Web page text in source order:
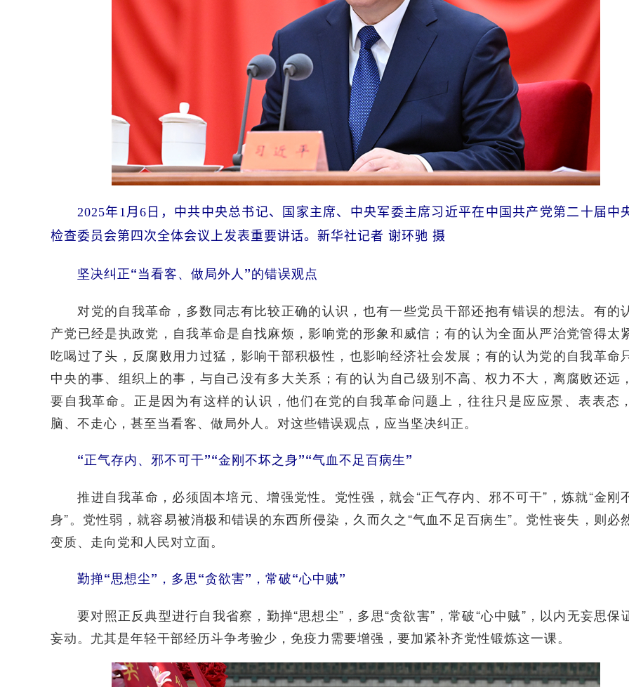
2025年1月6日，中共中央总书记、国家主席、中央军委主席习近平在中国共产党第二十届中
检查委员会第四次全体会议上发表重要讲话。新华社记者 谢环驰 摄
坚决纠正“当看客、做局外人”的错误观点
对党的自我革命，多数同志有比较正确的认识，也有一些党员干部还抱有错误的想法。有的
产党已经是执政党，自我革命是自找麻烦，影响党的形象和威信；有的认为全面从严治党管得太
吃喝过了头，反腐败用力过猛，影响干部积极性，也影响经济社会发展；有的认为党的自我革命
中央的事、组织上的事，与自己没有多大关系；有的认为自己级别不高、权力不大，离腐败还远
要自我革命。正是因为有这样的认识，他们在党的自我革命问题上，往往只是应应景、表表态
脑、不走心，甚至当看客、做局外人。对这些错误观点，应当坚决纠正。
“正气存内、邪不可干”“金刚不坏之身”“气血不足百病生”
推进自我革命，必须固本培元、增强党性。党性强，就会“正气存内、邪不可干”，炼就“金刚
身”。党性弱，就容易被消极和错误的东西所侵染，久而久之“气血不足百病生”。党性丧失，则必
变质、走向党和人民对立面。
勤掸“思想尘”，多思“贪欲害”，常破“心中贼”
要对照正反典型进行自我省察，勤掸“思想尘”，多思“贪欲害”，常破“心中贼”，以内无妄思保
妄动。尤其是年轻干部经历斗争考验少，免疫力需要增强，要加紧补齐党性锻炼这一课。